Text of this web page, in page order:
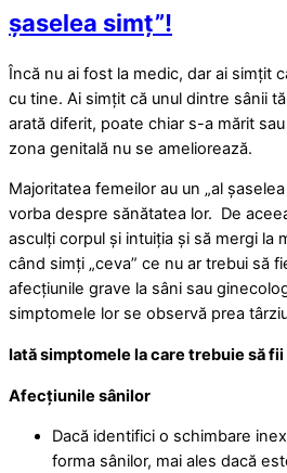
șaselea simț”!
Încă nu ai fost la medic, dar ai simțit
cu tine. Ai simțit că unul dintre sânii
arată diferit, poate chiar s-a mărit
zona genitală nu se ameliorează.
Majoritatea femeilor au un „al
vorba despre sănătatea lor. De
asculți corpul și intuiția și să mergi la
când simți „ceva” ce nu ar trebui să
afecțiunile grave la sâni sau
simptomele lor se observă prea
Iată simptomele la care trebuie să
Afecțiunile sânilor
Dacă identifici o schimbare
forma sânilor, mai ales dacă